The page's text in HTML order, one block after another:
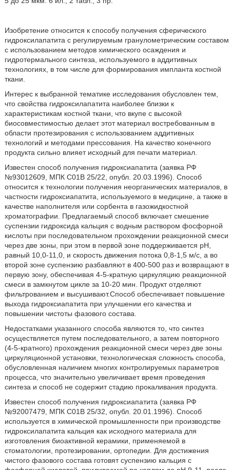
Изобретение относится к способу получения сферического
гидроксилапатита с регулируемым гранулометрическим составом
с использованием методов химического осаждения и
гидротермального синтеза, используемого в аддитивных
технологиях, в том числе для формирования импланта костной
ткани.
Интерес к выбранной тематике исследования обусловлен тем,
что свойства гидроксилапатита наиболее близки к
характеристикам костной ткани, что вкупе с высокой
биосовместимостью делает этот материал востребованным в
области протезирования с использованием аддитивных
технологий и методами прессования. На качество конечного
продукта сильно влияет исходный для печати материал.
Известен способ получения гидроксиапатита (заявка РФ
№93012609, МПК С01В 25/22, опубл. 20.03.1996). Способ
относится к технологии получения неорганических материалов, в
частности гидроксиапатита, используемого в медицине, а также в
качестве наполнителя или сорбента в газожидкостной
хроматографии. Предлагаемый способ включает смешение
суспензии гидроксида кальция с водным раствором фосфорной
кислоты при последовательном прохождении реакционной смеси
через две зоны, при этом в первой зоне поддерживается рН,
равный 10,0-11,0, и скорость движения потока 0,8-1,5 м/с, а во
второй зоне суспензию разбавляют в 400-500 раз и возвращают в
первую зону, обеспечивая 4-5-кратную циркуляцию реакционной
смеси в замкнутом цикле за 10-20 мин. Продукт отделяют
фильтрованием и высушивают.Способ обеспечивает повышение
выхода гидроксиапатита при улучшении его качества и
повышении чистоты фазового состава.
Недостатками указанного способа являются то, что синтез
осуществляется путем последовательного, а затем повторного
(4-5-кратного) прохождения реакционной смеси через две зоны
циркуляционной установки, технологическая сложность способа,
обусловленная наличием многих контролируемых параметров
процесса, что значительно увеличивает время проведения
синтеза и способ не содержит стадию прокаливания продукта.
Известен способ получения гидроксиапатита (заявка РФ
№92007479, МПК С01В 25/32, опубл. 20.01.1996). Способ
используется в химической промышленности при производстве
гидроксилапатита кальция как исходного материала для
изготовления биоактивной керамики, применяемой в
стоматологии, протезировании, ортопедии. Для достижения
чистого фазового состава готовят суспензию кальция с